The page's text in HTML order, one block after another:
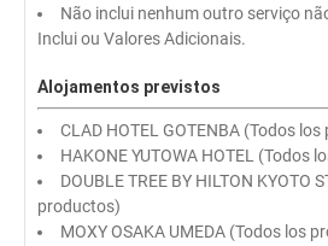
Não inclui nenhum outro serviço
Inclui ou Valores Adicionais.
Alojamentos previstos
CLAD HOTEL GOTENBA (Todos
HAKONE YUTOWA HOTEL (Todos
DOUBLE TREE BY HILTON KYOTO
productos)
MOXY OSAKA UMEDA (Todos los